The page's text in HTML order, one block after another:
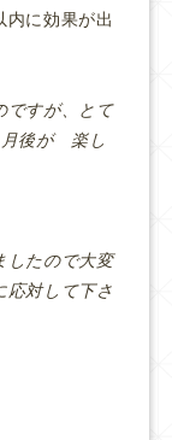
内に効果が出
ですが、とて
月後が 楽し
したので大変
応対して下さ